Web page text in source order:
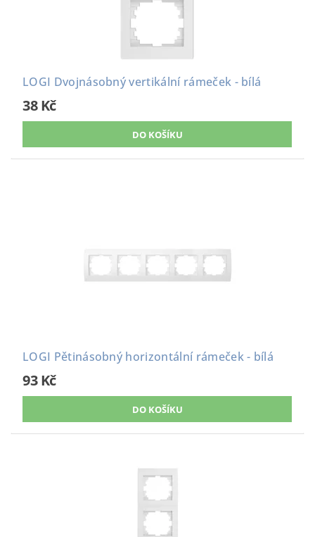
LOGI Dvojnásobný vertikální rámeček - bílá
38 Kč
LOGI Pětinásobný horizontální rámeček - bílá
93 Kč